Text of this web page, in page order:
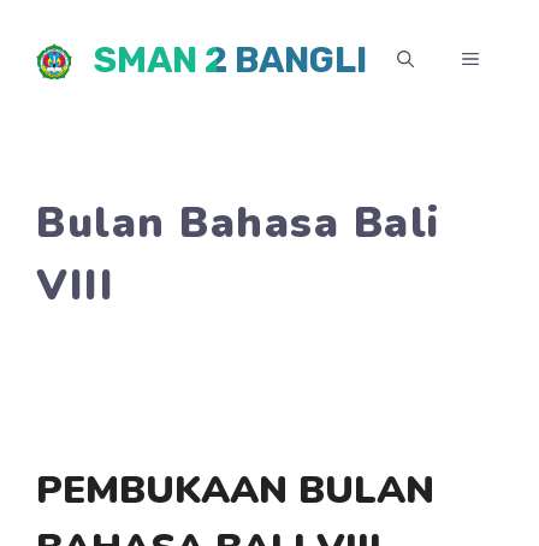
SMAN 2 BANGLI MENU
Bulan Bahasa Bali
VIII
PEMBUKAAN BULAN